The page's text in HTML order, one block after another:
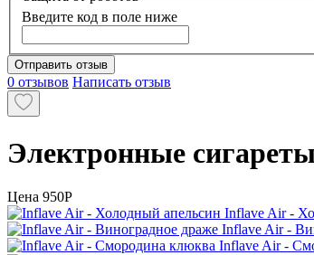
Введите код в поле ниже
Отправить отзыв
0 отзывов Написать отзыв
Электронные
Цена 950P
Inflave Air -
Inflave Air -
Inflave Air -